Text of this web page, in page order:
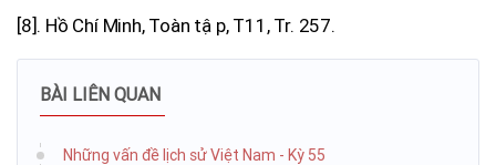
[8]. Hồ Chí Minh, Toàn tập, T11, Tr. 257.
BÀI LIÊN QUAN
Những vấn đề lịch sử Việt Nam - Kỳ 55